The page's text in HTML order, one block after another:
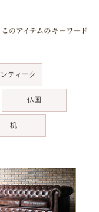
ティーク
仏国
机